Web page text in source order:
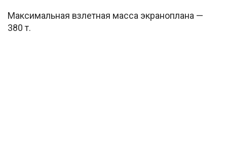
Максимальная взлетная масса экраноплана —
380 т.